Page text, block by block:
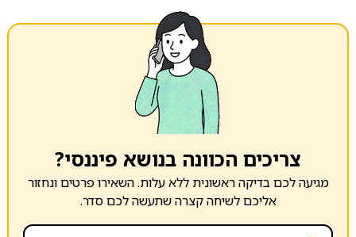
צריכים הכוונה בנושא פיננסי?
מגיעה לכם בדיקה ראשונית ללא עלות. השאירו פרטים ונחזור
אליכם לשיחה קצרה שתעשה לכם סדר.